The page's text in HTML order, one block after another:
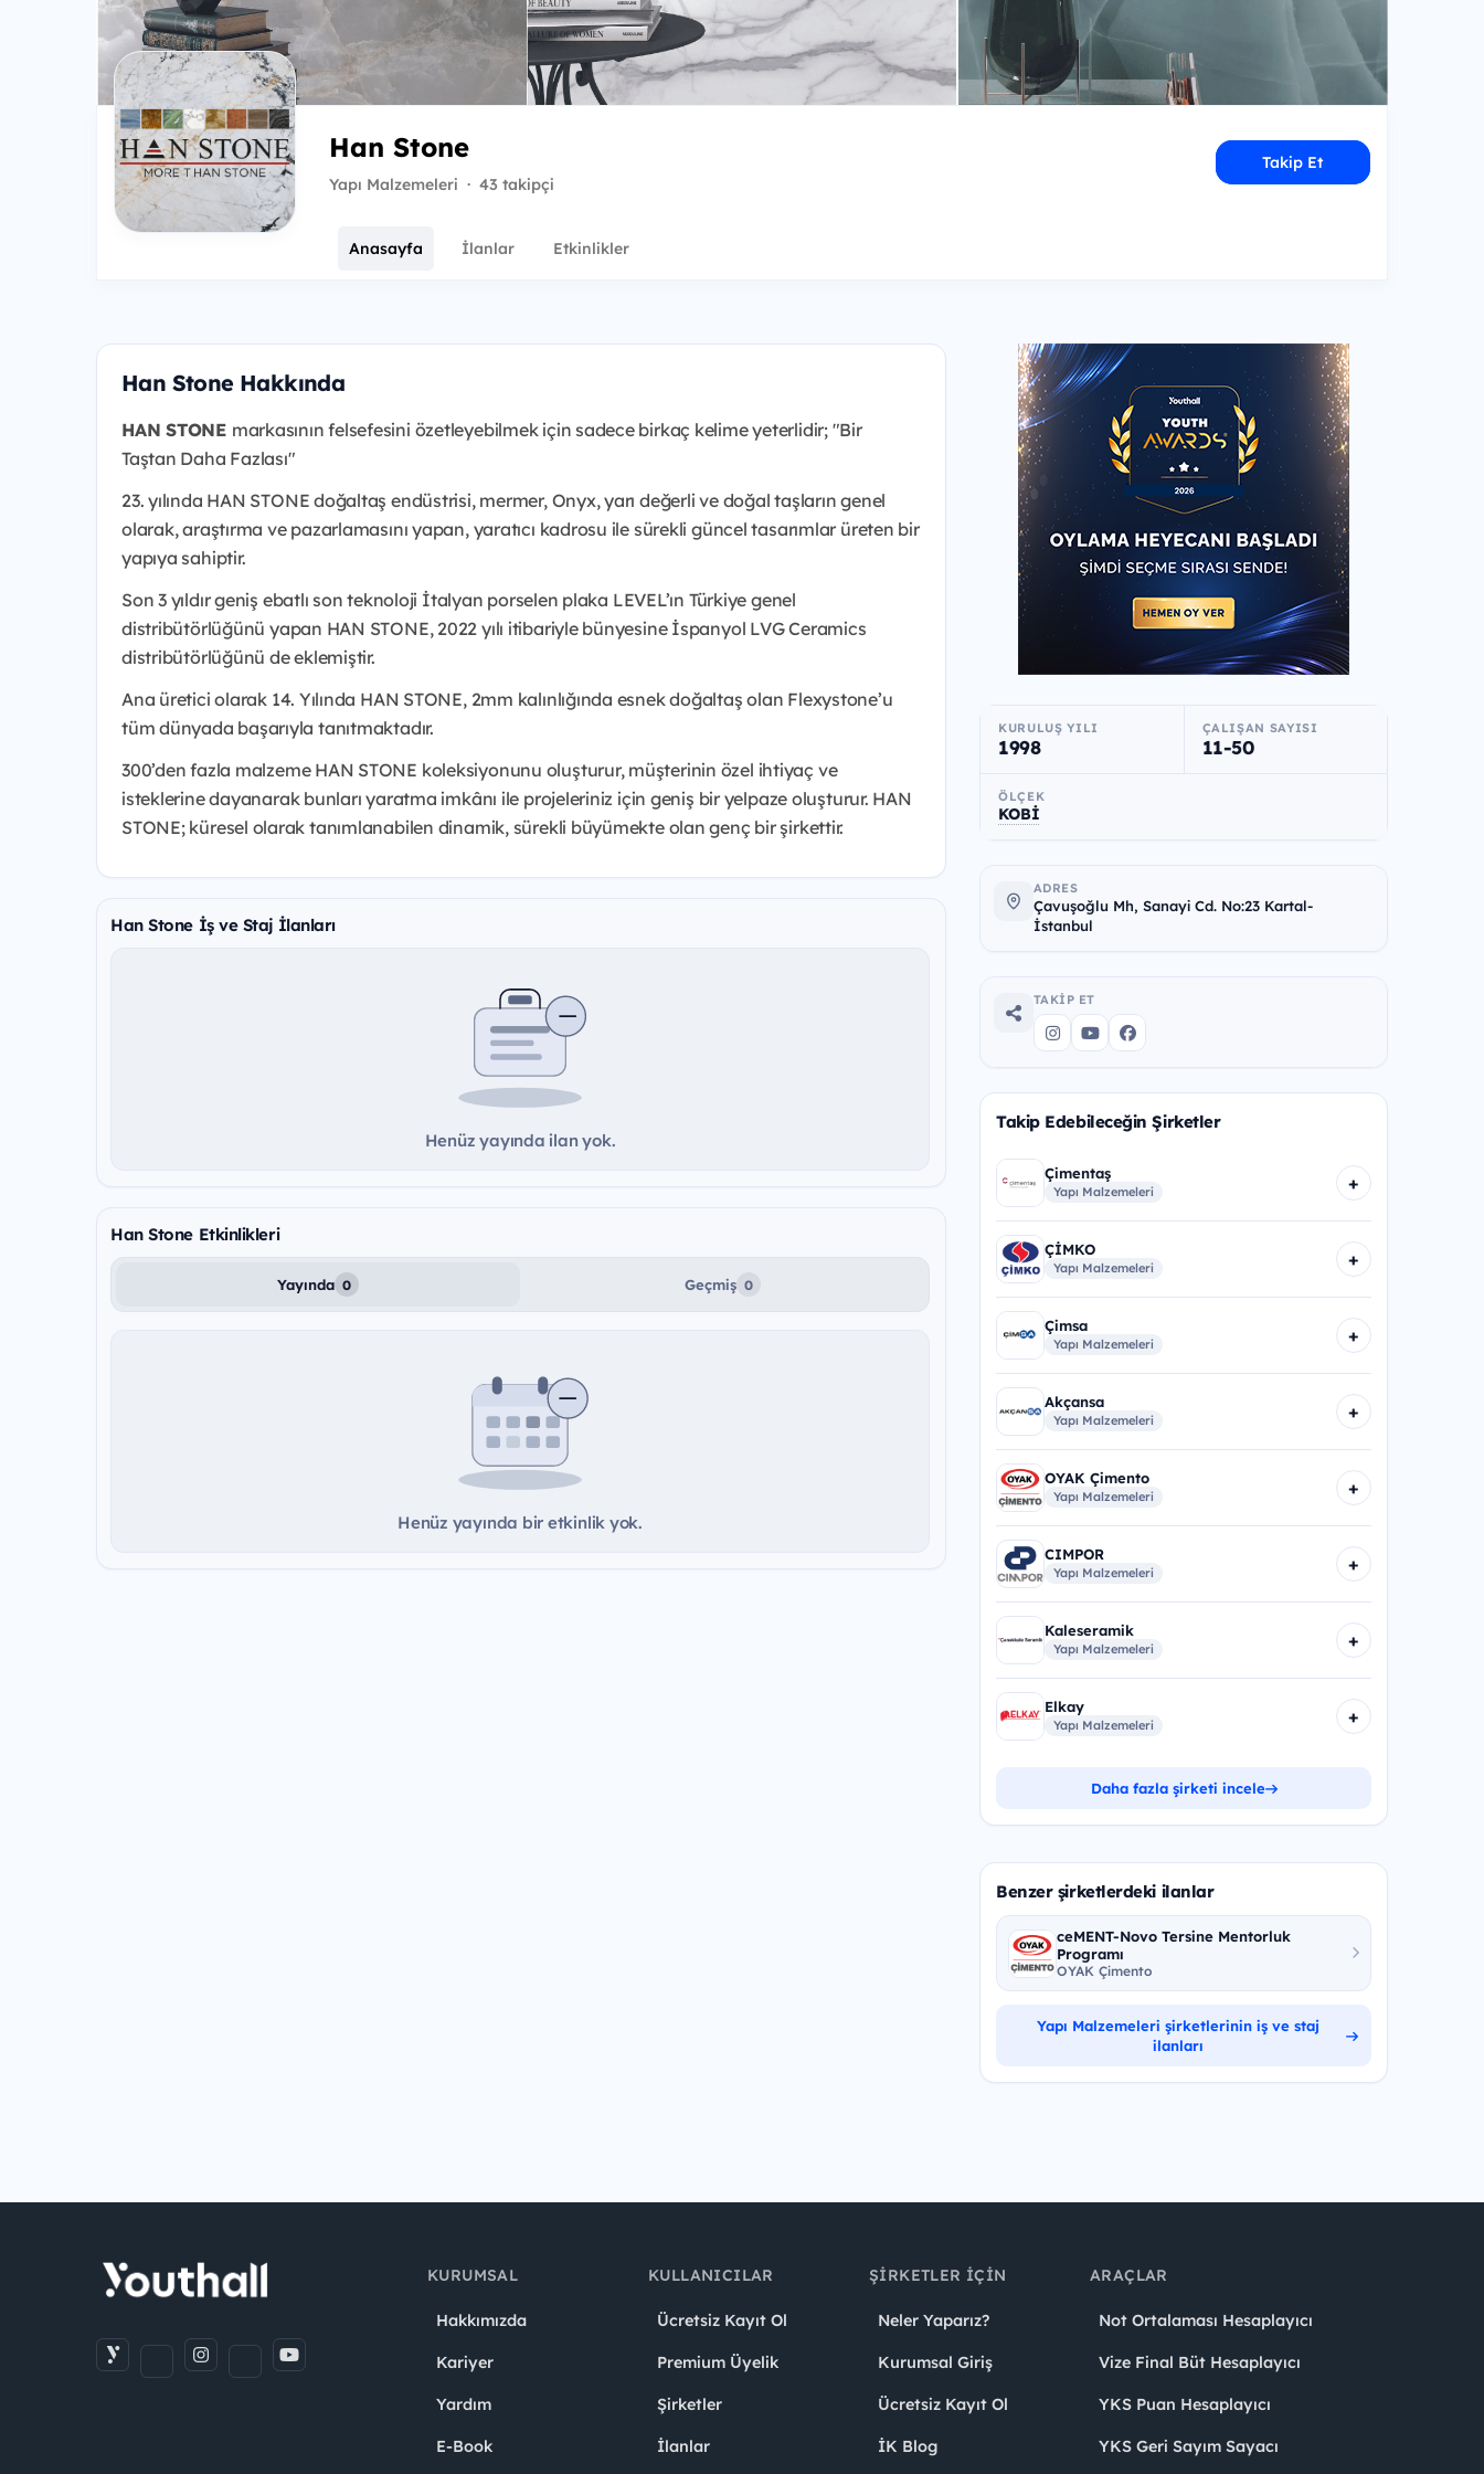
Han Stone
Yapı Malzemeleri · 43 takipçi
Takip Et
Anasayfa İlanlar Etkinlikler
Han Stone Hakkında
HAN STONE markasının felsefesini özetleyebilmek için sadece birkaç kelime yeterlidir; "Bir
Taştan Daha Fazlası"
23. yılında HAN STONE doğaltaş endüstrisi, mermer, Onyx, yarı değerli ve doğal taşların genel
olarak, araştırma ve pazarlamasını yapan, yaratıcı kadrosu ile sürekli güncel tasarımlar üreten bir
yapıya sahiptir.
Son 3 yıldır geniş ebatlı son teknoloji İtalyan porselen plaka LEVEL’ın Türkiye genel
distribütörlüğünü yapan HAN STONE, 2022 yılı itibariyle bünyesine İspanyol LVG Ceramics
distribütörlüğünü de eklemiştir.
Ana üretici olarak 14. Yılında HAN STONE, 2mm kalınlığında esnek doğaltaş olan Flexystone’u
tüm dünyada başarıyla tanıtmaktadır.
300’den fazla malzeme HAN STONE koleksiyonunu oluşturur, müşterinin özel ihtiyaç ve
isteklerine dayanarak bunları yaratma imkânı ile projeleriniz için geniş bir yelpaze oluşturur. HAN
STONE; küresel olarak tanımlanabilen dinamik, sürekli büyümekte olan genç bir şirkettir.
Han Stone İş ve Staj İlanları
Henüz yayında ilan yok.
Han Stone Etkinlikleri
Yayında 0 Geçmiş 0
Henüz yayında bir etkinlik yok.
KURULUŞ YILI
1998
ÇALIŞAN SAYISI
11-50
ÖLÇEK
KOBİ
ADRES
Çavuşoğlu Mh, Sanayi Cd. No:23 Kartal-
İstanbul
TAKIP ET
Takip Edebileceğin Şirketler
Çimentaş
Yapı Malzemeleri +
ÇİMKO
Yapı Malzemeleri +
Çimsa
Yapı Malzemeleri +
Akçansa
Yapı Malzemeleri +
OYAK Çimento
Yapı Malzemeleri +
CIMPOR
Yapı Malzemeleri +
Kaleseramik
Yapı Malzemeleri +
Elkay
Yapı Malzemeleri +
Daha fazla şirketi incele
Benzer şirketlerdeki ilanlar
ceMENT-Novo Tersine Mentorluk
Programı
OYAK Çimento
Yapı Malzemeleri şirketlerinin iş ve staj
ilanları
KURUMSAL
Hakkımızda
Kariyer
Yardım
E-Book
KULLANICILAR
Ücretsiz Kayıt Ol
Premium Üyelik
Şirketler
İlanlar
ŞIRKETLER İÇIN
Neler Yaparız?
Kurumsal Giriş
Ücretsiz Kayıt Ol
İK Blog
ARAÇLAR
Not Ortalaması Hesaplayıcı
Vize Final Büt Hesaplayıcı
YKS Puan Hesaplayıcı
YKS Geri Sayım Sayacı